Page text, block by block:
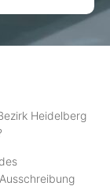
Heidelberg